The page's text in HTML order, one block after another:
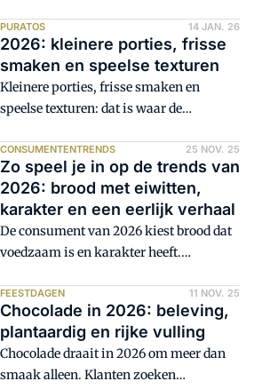
de brunch en zoeken producten die
feestelijk én lekker zijn. Hoe speel je in
op die verwachtingen zonder extra
complexiteit in de bakkerij? En welke
keuzes maken dit jaar écht het verschil?
PURATOS 14 JAN. 26
2026: kleinere porties, frisse
smaken en speelse texturen
Kleinere porties, frisse smaken en
speelse texturen: dat is waar de
patissiers biedt het kansen om te
vernieuwen. Bijvoorbeeld net verfijnde
gebakjes die luxe en bewust genieten
combineren.
CONSUMENTENTRENDS 25 NOV. 25
Zo speel je in op de trends van
2026: brood met eiwitten,
karakter en een eerlijk verhaal
De consument van 2026 kiest brood dat
voedzaam is en karakter heeft.
een grotere rol dan ooit: eiwitten, desem,
oude graansoorten en lokale
ingrediënten winnen terrein. De vraag is
niet óf deze trends doorzetten, maar hoe
je er nu al op kunt inspelen.
FEESTDAGEN 11 NOV. 25
Chocolade in 2026: beleving,
plantaardig en rijke vulling
Chocolade draait in 2026 om meer dan
smaak alleen. Klanten zoeken